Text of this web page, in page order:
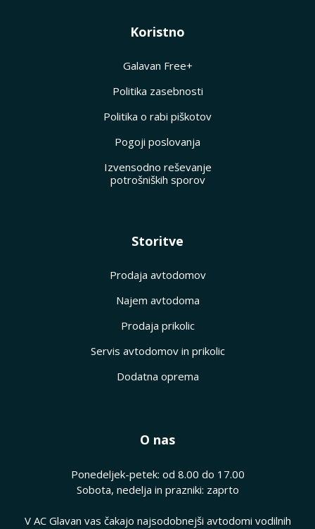
Koristno
Galavan Free+
Politika zasebnosti
Politika o rabi piškotov
Pogoji poslovanja
Izvensodno reševanje
potrošniških sporov
Storitve
Prodaja avtodomov
Najem avtodoma
Prodaja prikolic
Servis avtodomov in prikolic
Dodatna oprema
O nas
Ponedeljek-petek: od 8.00 do 17.00
Sobota, nedelja in prazniki: zaprto
V AC Glavan vas čakajo najsodobnejši avtodomi vodilnih